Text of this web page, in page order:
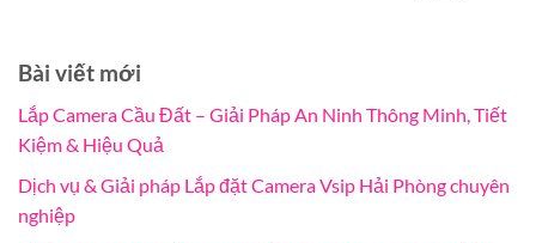
Bài viết mới
Lắp Camera Cầu Đất – Giải Pháp An Ninh Thông Minh, Tiết
Kiệm & Hiệu Quả
Dịch vụ & Giải pháp Lắp đặt Camera Vsip Hải Phòng chuyên
nghiệp